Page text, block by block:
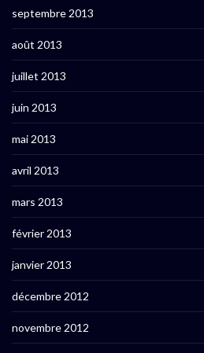
septembre 2013
août 2013
juillet 2013
juin 2013
mai 2013
avril 2013
mars 2013
février 2013
janvier 2013
décembre 2012
novembre 2012